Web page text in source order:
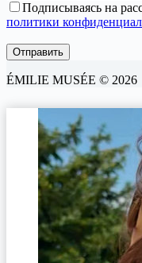
Подписываясь на
политики
ÉMILIE MUSÉE © 2026